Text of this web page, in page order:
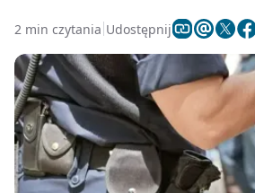
2 min czytania Udostępnij